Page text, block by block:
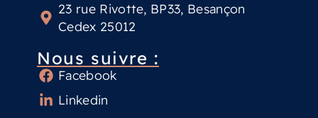
23 rue Rivotte, BP33, Besançon
Cedex 25012
Nous suivre :
Facebook
Linkedin